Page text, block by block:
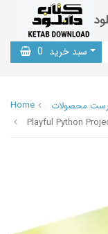
سبد خرید 0
Home
محصولات
Playful Python